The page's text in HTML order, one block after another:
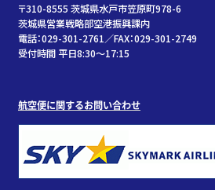
〒310-8555 茨城県水戸市笠原町978-6
茨城県営業戦略部空港振興課内
電話：029-301-2761／FAX：029-301-2749
受付時間 平日8:30～17:15
航空便に関するお問い合わせ